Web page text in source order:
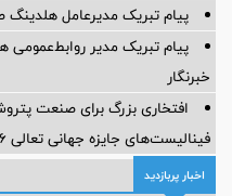
پیام تبریک مدیرعامل هلدینگ
پیام تبریک مدیر روابط‌عمومی
خبرنگار
افتخاری بزرگ برای صنعت
فینالیست‌های جایزه جهانی تعالی WPC Energy 2026 قرار گرفت
اخبار پربازدید